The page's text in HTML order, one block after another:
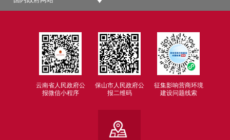
云南省人民政府公
报微信小程序
保山市人民政府公
报二维码
征集影响营商环境
建设问题线索